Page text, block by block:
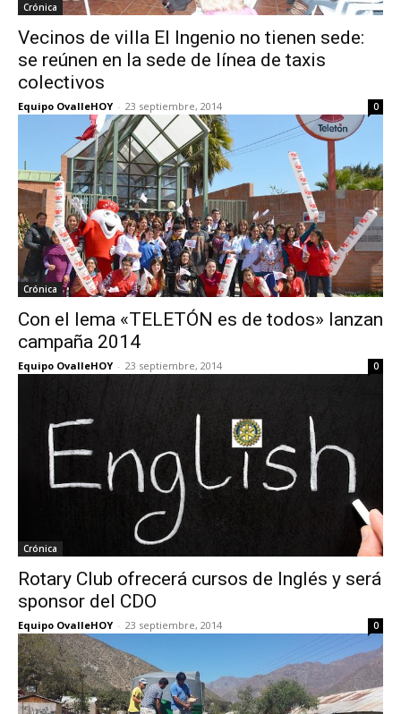
Crónica
Vecinos de villa El Ingenio no tienen sede:
se reúnen en la sede de línea de taxis
colectivos
Equipo OvalleHOY - 23 septiembre, 2014 0
Crónica
Con el lema «TELETÓN es de todos» lanzan
campaña 2014
Equipo OvalleHOY - 23 septiembre, 2014 0
Crónica
Rotary Club ofrecerá cursos de Inglés y será
sponsor del CDO
Equipo OvalleHOY - 23 septiembre, 2014 0